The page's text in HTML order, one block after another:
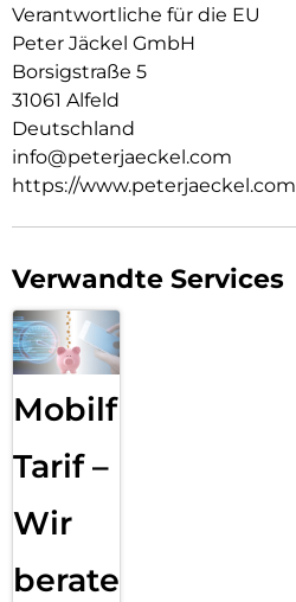
Verantwortliche für die EU
Peter Jäckel GmbH
Borsigstraße 5
31061 Alfeld
Deutschland
info@peterjaeckel.com
https://www.peterjaeckel.com
Verwandte Services
Mobilfunk
Tarif –
Wir
beraten